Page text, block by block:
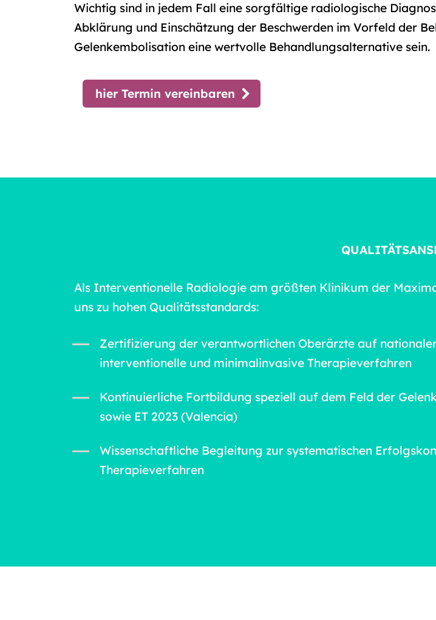
Wichtig sind in jedem Fall eine sorgfältige radiologische
Abklärung und Einschätzung der Beschwerden im Vorfeld der
Gelenkembolisation eine wertvolle Behandlungsalternative sein.
hier Termin vereinbaren
Als Interventionelle Radiologie am größten Klinikum der
uns zu hohen Qualitätsstandards:
Zertifizierung der verantwortlichen Oberärzte auf
interventionelle und minimalinvasive Therapieverfahren
Kontinuierliche Fortbildung speziell auf dem Feld der
sowie ET 2023 (Valencia)
Wissenschaftliche Begleitung zur systematischen
Therapieverfahren